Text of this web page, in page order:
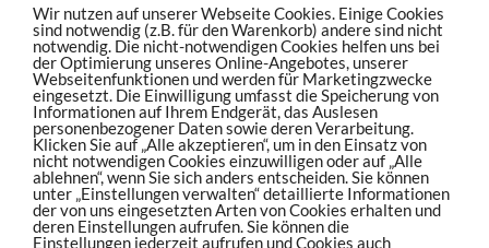
Wir nutzen auf unserer Webseite Cookies. Einige Cookies
sind notwendig (z.B. für den Warenkorb) andere sind nicht
notwendig. Die nicht-notwendigen Cookies helfen uns bei
der Optimierung unseres Online-Angebotes, unserer
Webseitenfunktionen und werden für Marketingzwecke
eingesetzt. Die Einwilligung umfasst die Speicherung von
Informationen auf Ihrem Endgerät, das Auslesen
personenbezogener Daten sowie deren Verarbeitung.
Klicken Sie auf „Alle akzeptieren“, um in den Einsatz von
nicht notwendigen Cookies einzuwilligen oder auf „Alle
ablehnen“, wenn Sie sich anders entscheiden. Sie können
unter „Einstellungen verwalten“ detaillierte Informationen
der von uns eingesetzten Arten von Cookies erhalten und
deren Einstellungen aufrufen. Sie können die
Einstellungen jederzeit aufrufen und Cookies auch